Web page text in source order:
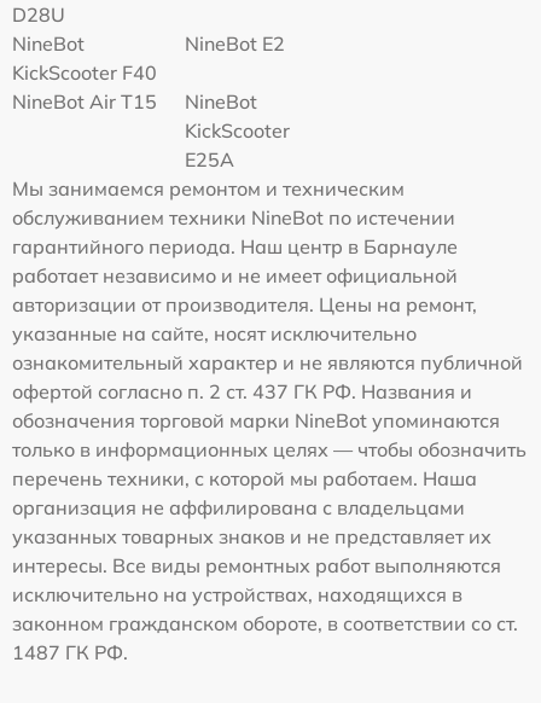
D28U
NineBot
KickScooter F40
NineBot E2
NineBot Air T15
NineBot
KickScooter
E25A
Мы занимаемся ремонтом и техническим
обслуживанием техники NineBot по истечении
гарантийного периода. Наш центр в Барнауле
работает независимо и не имеет официальной
авторизации от производителя. Цены на ремонт,
указанные на сайте, носят исключительно
ознакомительный характер и не являются публичной
офертой согласно п. 2 ст. 437 ГК РФ. Названия и
обозначения торговой марки NineBot упоминаются
только в информационных целях — чтобы обозначить
перечень техники, с которой мы работаем. Наша
организация не аффилирована с владельцами
указанных товарных знаков и не представляет их
интересы. Все виды ремонтных работ выполняются
исключительно на устройствах, находящихся в
законном гражданском обороте, в соответствии со ст.
1487 ГК РФ.